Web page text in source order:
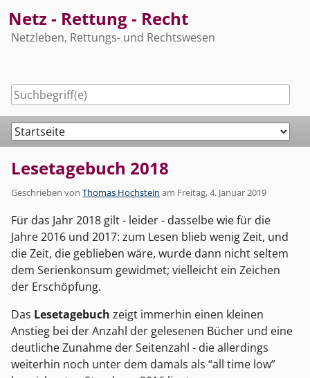
to
content
Netz - Rettung - Recht
Netzleben, Rettungs- und Rechtswesen
Navigation
Lesetagebuch 2018
Geschrieben von Thomas Hochstein am Freitag, 4. Januar 2019
Für das Jahr 2018 gilt - leider - dasselbe wie für die
Jahre 2016 und 2017: zum Lesen blieb wenig Zeit, und
die Zeit, die geblieben wäre, wurde dann nicht seltem
dem Serienkonsum gewidmet; vielleicht ein Zeichen
der Erschöpfung.
Das Lesetagebuch zeigt immerhin einen kleinen
Anstieg bei der Anzahl der gelesenen Bücher und eine
deutliche Zunahme der Seitenzahl - die allerdings
weiterhin noch unter dem damals als “all time low”